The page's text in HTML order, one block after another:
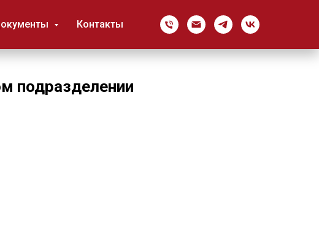
Контакты
подразделении